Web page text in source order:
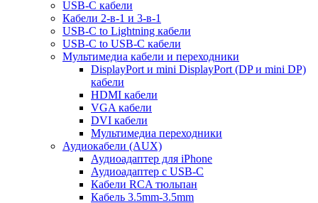
USB-C кабели
Кабели 2-в-1 и 3-в-1
USB-C to Lightning кабели
USB-C to USB-C кабели
Мультимедиа кабели и переходники
DisplayPort и mini DisplayPort (DP и mini DP)
кабели
HDMI кабели
VGA кабели
DVI кабели
Мультимедиа переходники
Аудиокабели (AUX)
Аудиоадаптер для iPhone
Аудиоадаптер с USB-C
Кабели RCA тюльпан
Кабель 3.5mm-3.5mm